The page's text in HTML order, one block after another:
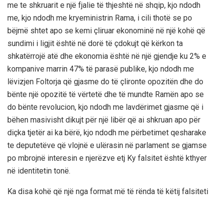
me te shkruarit e një fjalie të thjeshtë në shqip, kjo ndodh
me, kjo ndodh me kryeministrin Rama, i cili thotë se po
bëjmë shtet apo se kemi çliruar ekonominë në një kohë që
sundimi i ligjit është në dorë të çdokujt që kërkon ta
shkatërrojë atë dhe ekonomia është në një gjendje ku 2% e
kompanive marrin 47% të parasë publike, kjo ndodh me
lëvizjen Foltorja që gjasme do të çlironte opozitën dhe do
bënte një opozitë të vërtetë dhe të mundte Ramën apo se
do bënte revolucion, kjo ndodh me lavdërimet gjasme që i
bëhen masivisht dikujt për një libër që ai shkruan apo për
diçka tjetër ai ka bërë, kjo ndodh me përbetimet qesharake
te deputetëve që vlojnë e ulërasin në parlament se gjamse
po mbrojnë interesin e njerëzve etj Ky falsitet është kthyer
në identitetin tonë.
Ka disa kohë që një nga format më të rënda të këtij falsiteti